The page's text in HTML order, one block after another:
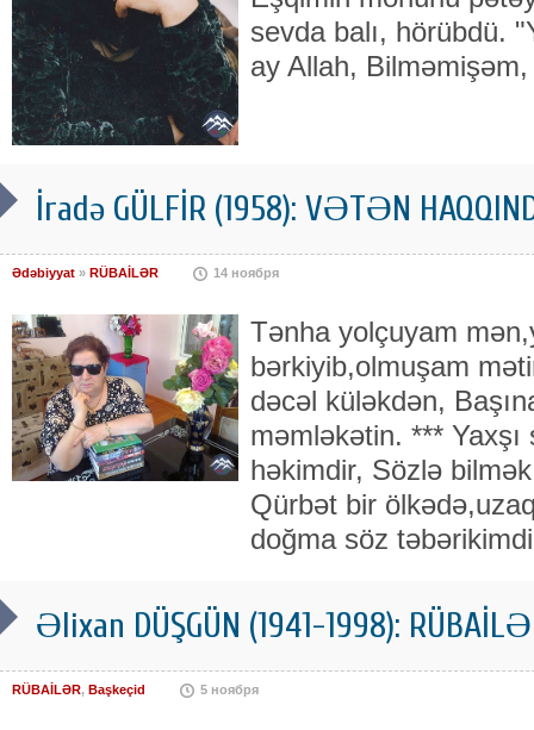
sevda balı, hörübdü.
ay Allah, Bilməmişəm,
İradə GÜLFİR (1958): VƏTƏN
Ədəbiyyat » RÜBAİLƏR 14 ноября
Tənha yolçuyam
bərkiyib,olmuşam
dəcəl küləkdən,
məmləkətin. ***
həkimdir, Sözlə
Qürbət bir
doğma söz
Əlixan DÜŞGÜN (1941-1998):
RÜBAİLƏR, Başkeçid 5 ноября